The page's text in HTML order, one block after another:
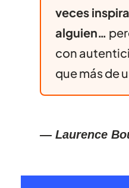
veces
alguien…
con
que más de
— Laurence